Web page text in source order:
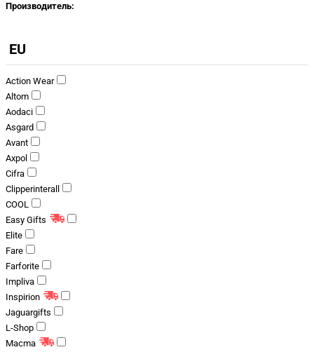
Производитель:
EU
Action Wear
Altom
Aodaci
Asgard
Avant
Axpol
Cifra
Clipperinterall
COOL
Easy Gifts
Elite
Fare
Farforite
Impliva
Inspirion
Jaguargifts
L-Shop
Macma